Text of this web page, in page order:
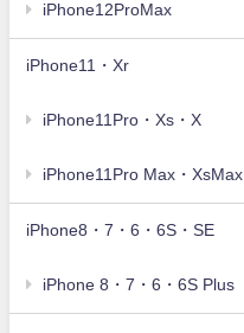
iPhone12ProMax
iPhone11・Xr
iPhone11Pro・Xs・X
iPhone11Pro Max・XsMax
iPhone8・7・6・6S・SE
iPhone 8・7・6・6S Plus